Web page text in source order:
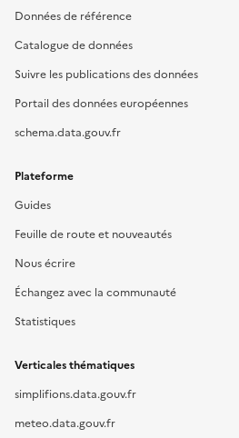
Données de référence
Catalogue de données
Suivre les publications des données
Portail des données européennes
schema.data.gouv.fr
Plateforme
Guides
Feuille de route et nouveautés
Nous écrire
Échangez avec la communauté
Statistiques
Verticales thématiques
simplifions.data.gouv.fr
meteo.data.gouv.fr